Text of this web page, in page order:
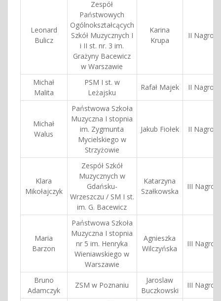
Leonard
Bulicz
Zespół
Państwowych
Ogólnokształcących
Szkół Muzycznych I
i II st. nr. 3 im.
Grażyny Bacewicz
w Warszawie
Karina
Krupa
II
Michał
Malita
PSM I st. w
Leżajsku
Rafał Majek II
Michał
Walus
Państwowa Szkoła
Muzyczna I stopnia
im. Zygmunta
Mycielskiego w
Strzyżowie
Jakub Fiołek II
Klara
Mikołajczyk
Zespół Szkół
Muzycznych w
Gdańsku-
Wrzeszczu / SM I st.
im. G. Bacewicz
Katarzyna
Szałkowska
III
Maria
Barzon
Państwowa Szkoła
Muzyczna I stopnia
nr 5 im. Henryka
Wieniawskiego w
Warszawie
Agnieszka
Wilczyńska
III
Bruno
Adamczyk
ZSM w Poznaniu
Jaroslaw
Buczkowski
III